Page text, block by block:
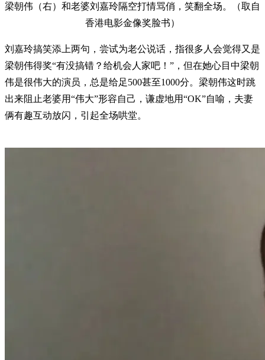
梁朝伟（右）和老婆刘嘉玲隔空打情骂俏，笑翻全场。（取自
香港电影金像奖脸书）
刘嘉玲搞笑添上两句，尝试为老公说话，指很多人会觉得又是
梁朝伟得奖“有没搞错？给机会人家吧！”，但在她心目中梁朝
伟是很伟大的演员，总是给足500甚至1000分。梁朝伟这时跳
出来阻止老婆用“伟大”形容自己，谦虚地用“OK”自喻，夫妻
俩有趣互动放闪，引起全场哄堂。